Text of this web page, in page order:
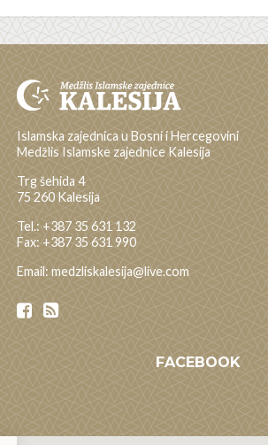
Islamska zajednica u Bosni i Hercegovini
Medžlis Islamske zajednice Kalesija
Trg šehida 4
75 260 Kalesija
Tel.: +387 35 631 132
Fax: +387 35 631 990
Email: medzliskalesija@live.com
FACEBOOK